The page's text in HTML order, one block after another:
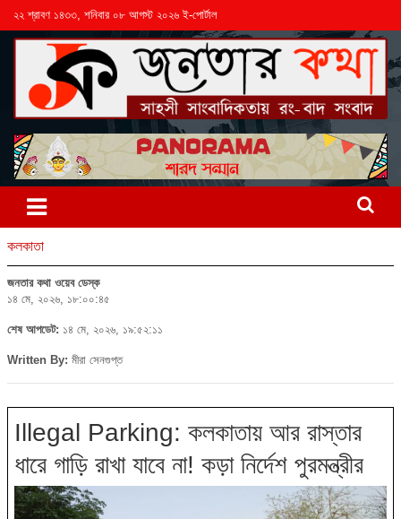
২২ শ্রাবণ ১৪৩৩, শনিবার ০৮ আগস্ট ২০২৬ ই-পোর্টাল
কলকাতা
জনতার কথা ওয়েব ডেস্ক
১৪ মে, ২০২৬, ১৮:০০:৪৫
শেষ আপডেট: ১৪ মে, ২০২৬, ১৯:৫২:১১
Written By: মীরা সেনগুপ্ত
Illegal Parking: কলকাতায় আর রাস্তার
ধারে গাড়ি রাখা যাবে না! কড়া নির্দেশ পুরমন্ত্রীর